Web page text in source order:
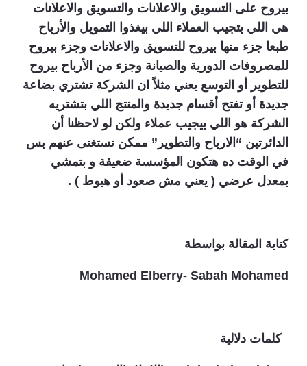
بيروح على التسويق والاعلانات والتسويق والاعلانات
هي اللي بتجيب العملاء اللي بيغذوا التمويل والأرباح
طبعا جزء منها بيروح للتسويق والاعلانات وجزء بيروح
للمصروفات الدورية والصيانة وجزء من الأرباح بيروح
للتطوير أو التوسع يعني مثلاً ان الشركة تشتري بضاعة
جديدة أو تفتح أقسام جديدة والمنتج اللي بتشتريه
الشركة هو اللي بيجيب عملاء ولكن لو لاحظنا أن
الدائرتين “الارباح والتطوير” ممكن نستغنى عنهم بس
في الوقت ده هتكون المؤسسة ضعيفة و بتمشي
بمعدل عرضي ( يعني مش صعود أو هبوط ) .
كتابة المقالة بواسطة
Mohamed Elberry- Sabah Mohamed
كلمات دلالية